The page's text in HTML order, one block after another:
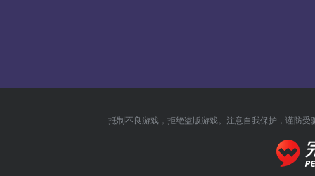
抵制不良游戏，拒绝盗版游戏。注意自我保护，谨防受